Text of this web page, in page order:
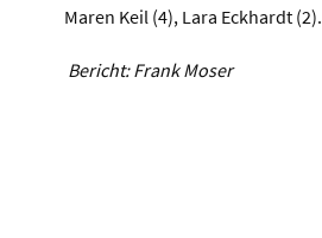
Maren Keil (4), Lara Eckhardt (2).
Bericht: Frank Moser